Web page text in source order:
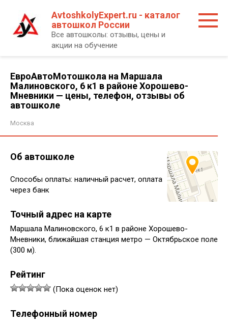
контенту
AvtoshkolyExpert.ru - каталог
автошкол России
Все автошколы: отзывы, цены и
акции на обучение
ЕвроАвтоМотошкола на Маршала
Малиновского, 6 к1 в районе Хорошево-
Мневники — цены, телефон, отзывы об
автошколе
Москва
Об автошколе
Способы оплаты: наличный расчет, оплата
через банк
Точный адрес на карте
Маршала Малиновского, 6 к1 в районе Хорошево-
Мневники, ближайшая станция метро — Октябрьское поле
(300 м).
Рейтинг
(Пока оценок нет)
Телефонный номер